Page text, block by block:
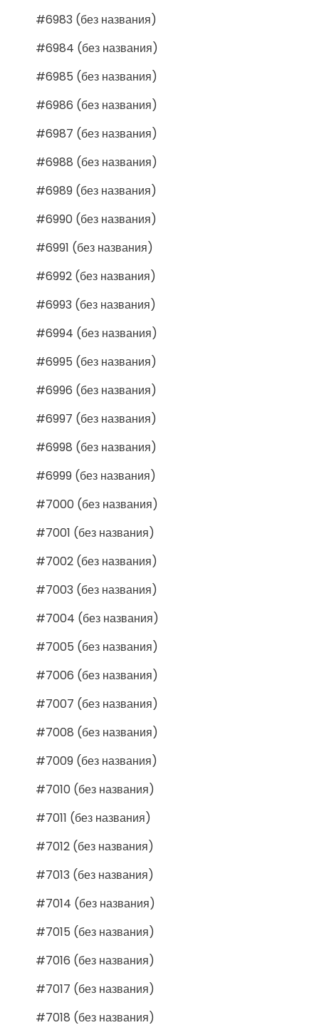
#6983 (без названия)
#6984 (без названия)
#6985 (без названия)
#6986 (без названия)
#6987 (без названия)
#6988 (без названия)
#6989 (без названия)
#6990 (без названия)
#6991 (без названия)
#6992 (без названия)
#6993 (без названия)
#6994 (без названия)
#6995 (без названия)
#6996 (без названия)
#6997 (без названия)
#6998 (без названия)
#6999 (без названия)
#7000 (без названия)
#7001 (без названия)
#7002 (без названия)
#7003 (без названия)
#7004 (без названия)
#7005 (без названия)
#7006 (без названия)
#7007 (без названия)
#7008 (без названия)
#7009 (без названия)
#7010 (без названия)
#7011 (без названия)
#7012 (без названия)
#7013 (без названия)
#7014 (без названия)
#7015 (без названия)
#7016 (без названия)
#7017 (без названия)
#7018 (без названия)